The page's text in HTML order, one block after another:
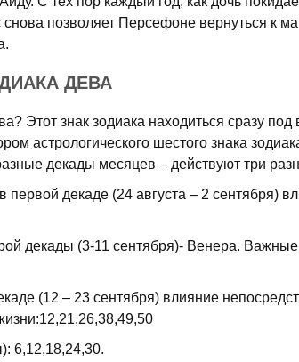
снова позволяет Персефоне вернуться к
ДЕВА
Этот знак зодиака находиться сразу
астрологического шестого знака
декады месяцев – действуют три
первой декаде (24 августа – 2 сентября)
декады (3-11 сентября)- Венера.
(12 – 23 сентября) влияние
6,12,18,24,30.